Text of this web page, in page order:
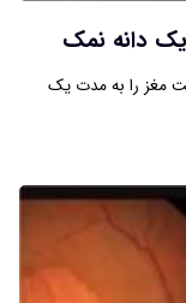
دانه نمک
مغز را به مدت یک